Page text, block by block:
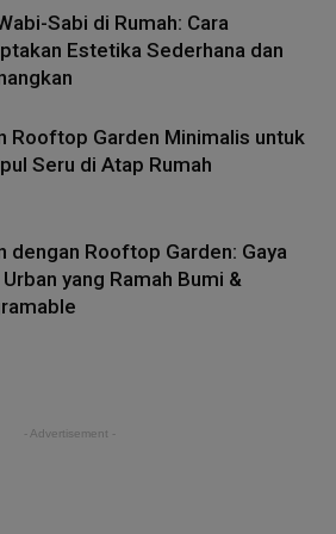
Sabi di Rumah: Cara
Estetika Sederhana dan
Rooftop Garden Minimalis untuk
Seru di Atap Rumah
dengan Rooftop Garden: Gaya
yang Ramah Bumi &
- Advertisement -